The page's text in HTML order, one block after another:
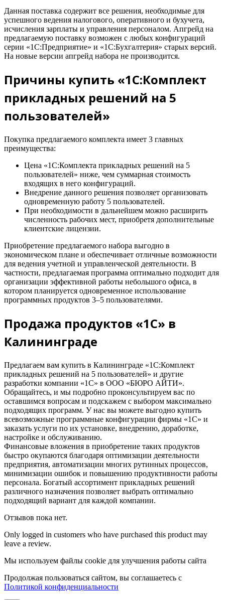
Данная поставка содержит все решения, необходимые для
успешного ведения налогового, оперативного и бухучета,
исчисления зарплаты и управления персоналом. Апгрейд на
предлагаемую поставку возможен с любых конфигураций
серии «1С:Предприятие» и «1С:Бухгалтерия» старых версий.
На новые версии апгрейд набора не производится.
Причины купить «1С:Комплект
прикладных решений на 5
пользователей»
Покупка предлагаемого комплекта имеет 3 главных
преимущества:
Цена «1С:Комплекта прикладных решений на 5
пользователей» ниже, чем суммарная стоимость
входящих в него конфигураций.
Внедрение данного решения позволяет организовать
одновременную работу 5 пользователей.
При необходимости в дальнейшем можно расширить
численность рабочих мест, приобретя дополнительные
клиентские лицензии.
Приобретение предлагаемого набора выгодно в
экономическом плане и обеспечивает отличные возможности
для ведения учетной и управленческой деятельности. В
частности, предлагаемая программа оптимально подходит для
организации эффективной работы небольшого офиса, в
котором планируется одновременное использование
программных продуктов 3–5 пользователями.
Продажа продуктов «1С» в
Калининграде
Предлагаем вам купить в Калининграде «1С:Комплект
прикладных решений на 5 пользователей» и другие
разработки компании «1С» в ООО «БЮРО АЙТИ».
Обращайтесь, и мы подробно проконсультируем вас по
оставшимся вопросам и подскажем с выбором максимально
подходящих программ. У нас вы можете выгодно купить
всевозможные программные конфигурации фирмы «1С» и
заказать услуги по их установке, внедрению, доработке,
настройке и обслуживанию.
Финансовые вложения в приобретение таких продуктов
быстро окупаются благодаря оптимизации деятельности
предприятия, автоматизации многих рутинных процессов,
минимизации ошибок и повышению продуктивности работы
персонала. Богатый ассортимент прикладных решений
различного назначения позволяет выбрать оптимально
подходящий вариант для каждой компании.
Отзывов пока нет.
Only logged in customers who have purchased this product may
leave a review.
Мы используем файлы cookie для улучшения работы сайта
Продолжая пользоваться сайтом, вы соглашаетесь с
Политикой конфиденциальности